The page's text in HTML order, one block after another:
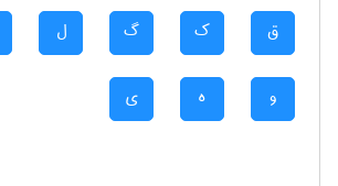
ق ک گ ل
و ه ی